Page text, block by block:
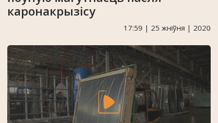
каронакрызісу
17:59 | 25 жніўня | 2020